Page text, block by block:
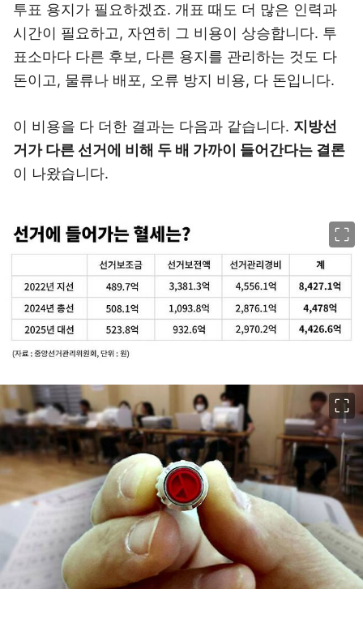
투표 용지가 필요하겠죠. 개표 때도 더 많은 인력과
시간이 필요하고, 자연히 그 비용이 상승합니다. 투
표소마다 다른 후보, 다른 용지를 관리하는 것도 다
돈이고, 물류나 배포, 오류 방지 비용, 다 돈입니다.
이 비용을 다 더한 결과는 다음과 같습니다. 지방선
거가 다른 선거에 비해 두 배 가까이 들어간다는 결론
이 나왔습니다.